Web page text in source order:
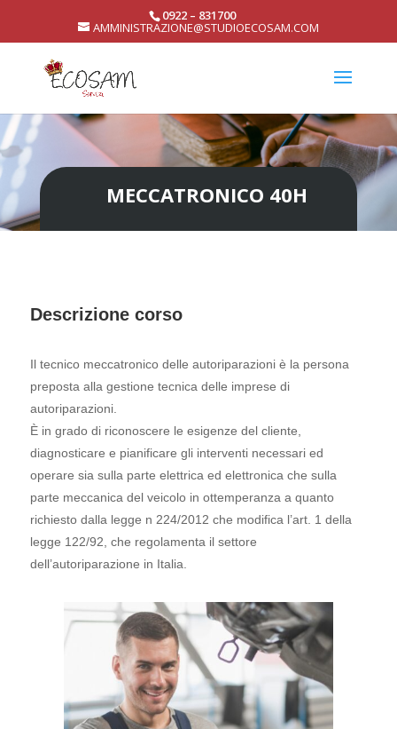
0922 – 831700
AMMINISTRAZIONE@STUDIOECOSAM.COM
MECCATRONICO 40H
Descrizione corso
Il tecnico meccatronico delle autoriparazioni è la persona
preposta alla gestione tecnica delle imprese di
autoriparazioni.
È in grado di riconoscere le esigenze del cliente,
diagnosticare e pianificare gli interventi necessari ed
operare sia sulla parte elettrica ed elettronica che sulla
parte meccanica del veicolo in ottemperanza a quanto
richiesto dalla legge n 224/2012 che modifica l’art. 1 della
legge 122/92, che regolamenta il settore
dell’autoriparazione in Italia.